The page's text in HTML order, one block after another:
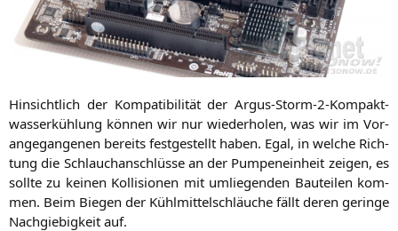
Hin­sicht­lich der Kom­pa­ti­bi­li­tät der Argus-Storm-2-Kom­pakt­
was­ser­küh­lung kön­nen wir nur wie­der­ho­len, was wir im Vor­
an­ge­gan­ge­nen bereits fest­ge­stellt haben. Egal, in wel­che Rich­
tung die Schlauch­an­schlüs­se an der Pum­pen­ein­heit zei­gen, es
soll­te zu kei­nen Kol­li­sio­nen mit umlie­gen­den Bau­tei­len kom­
men. Beim Bie­gen der Kühl­mit­tel­schläu­che fällt deren gerin­ge
Nach­gie­big­keit auf.